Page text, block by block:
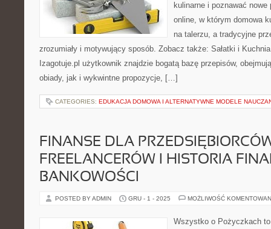
kulinarne i poznawać
online, w którym domowa
na talerzu, a tradycyjne
zrozumiały i motywujący sposób. Zobacz także: Sałatki i
Izagotuje.pl użytkownik znajdzie bogatą bazę przepisów,
obiady, jak i wykwintne propozycje, […]
CATEGORIES: EDUKACJA DOMOWA I ALTERNATYWNE MODELE
FINANSE DLA
FREELANCERÓW I HISTORIA
BANKOWOŚCI
POSTED BY ADMIN GRU - 1 - 2025 MOŻLIWOŚĆ
Wszystko o Pożyczkach